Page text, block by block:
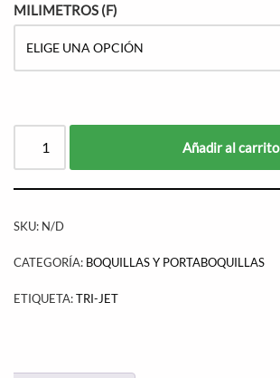
MILIMETROS (F)
Añadir al carrito
SKU: N/D
CATEGORÍA: BOQUILLAS Y PORTABOQUILLAS
ETIQUETA:TRI-JET